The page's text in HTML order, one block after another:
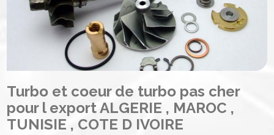
Turbo et coeur de turbo pas cher
pour l export ALGERIE , MAROC ,
TUNISIE , COTE D IVOIRE